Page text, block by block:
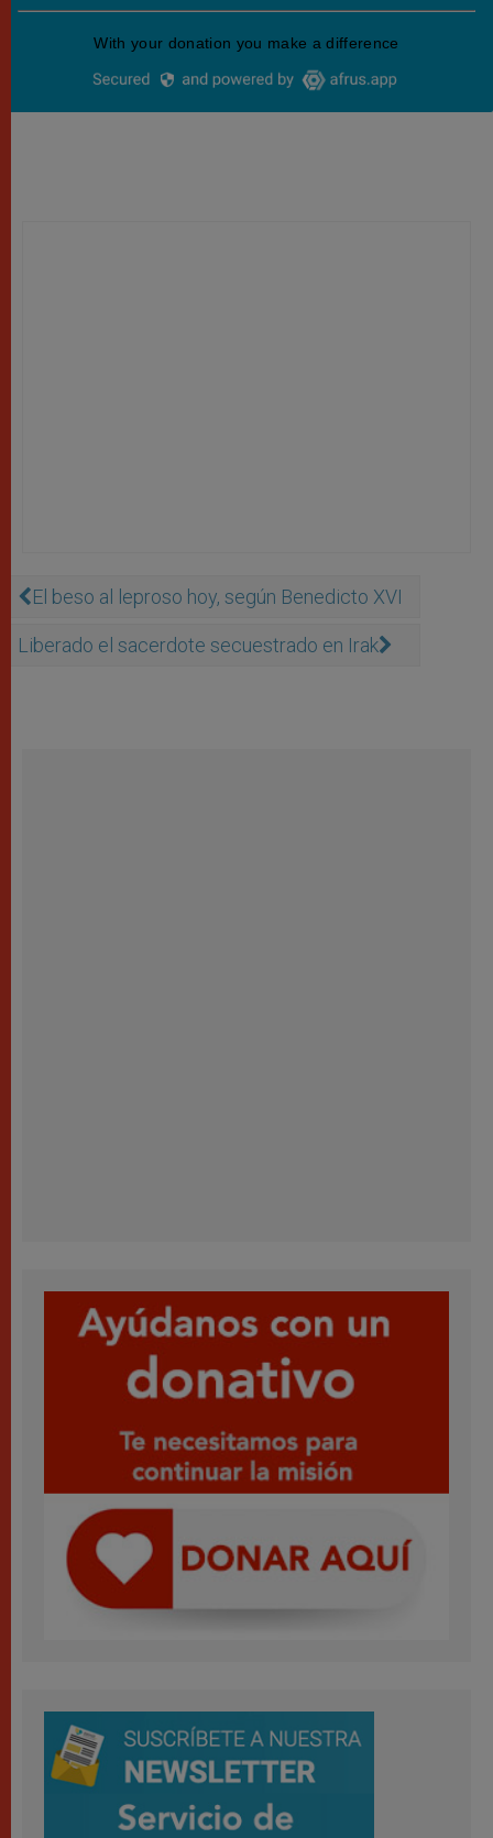
El beso al leproso hoy, según Benedicto XVI
Liberado el sacerdote secuestrado en Irak